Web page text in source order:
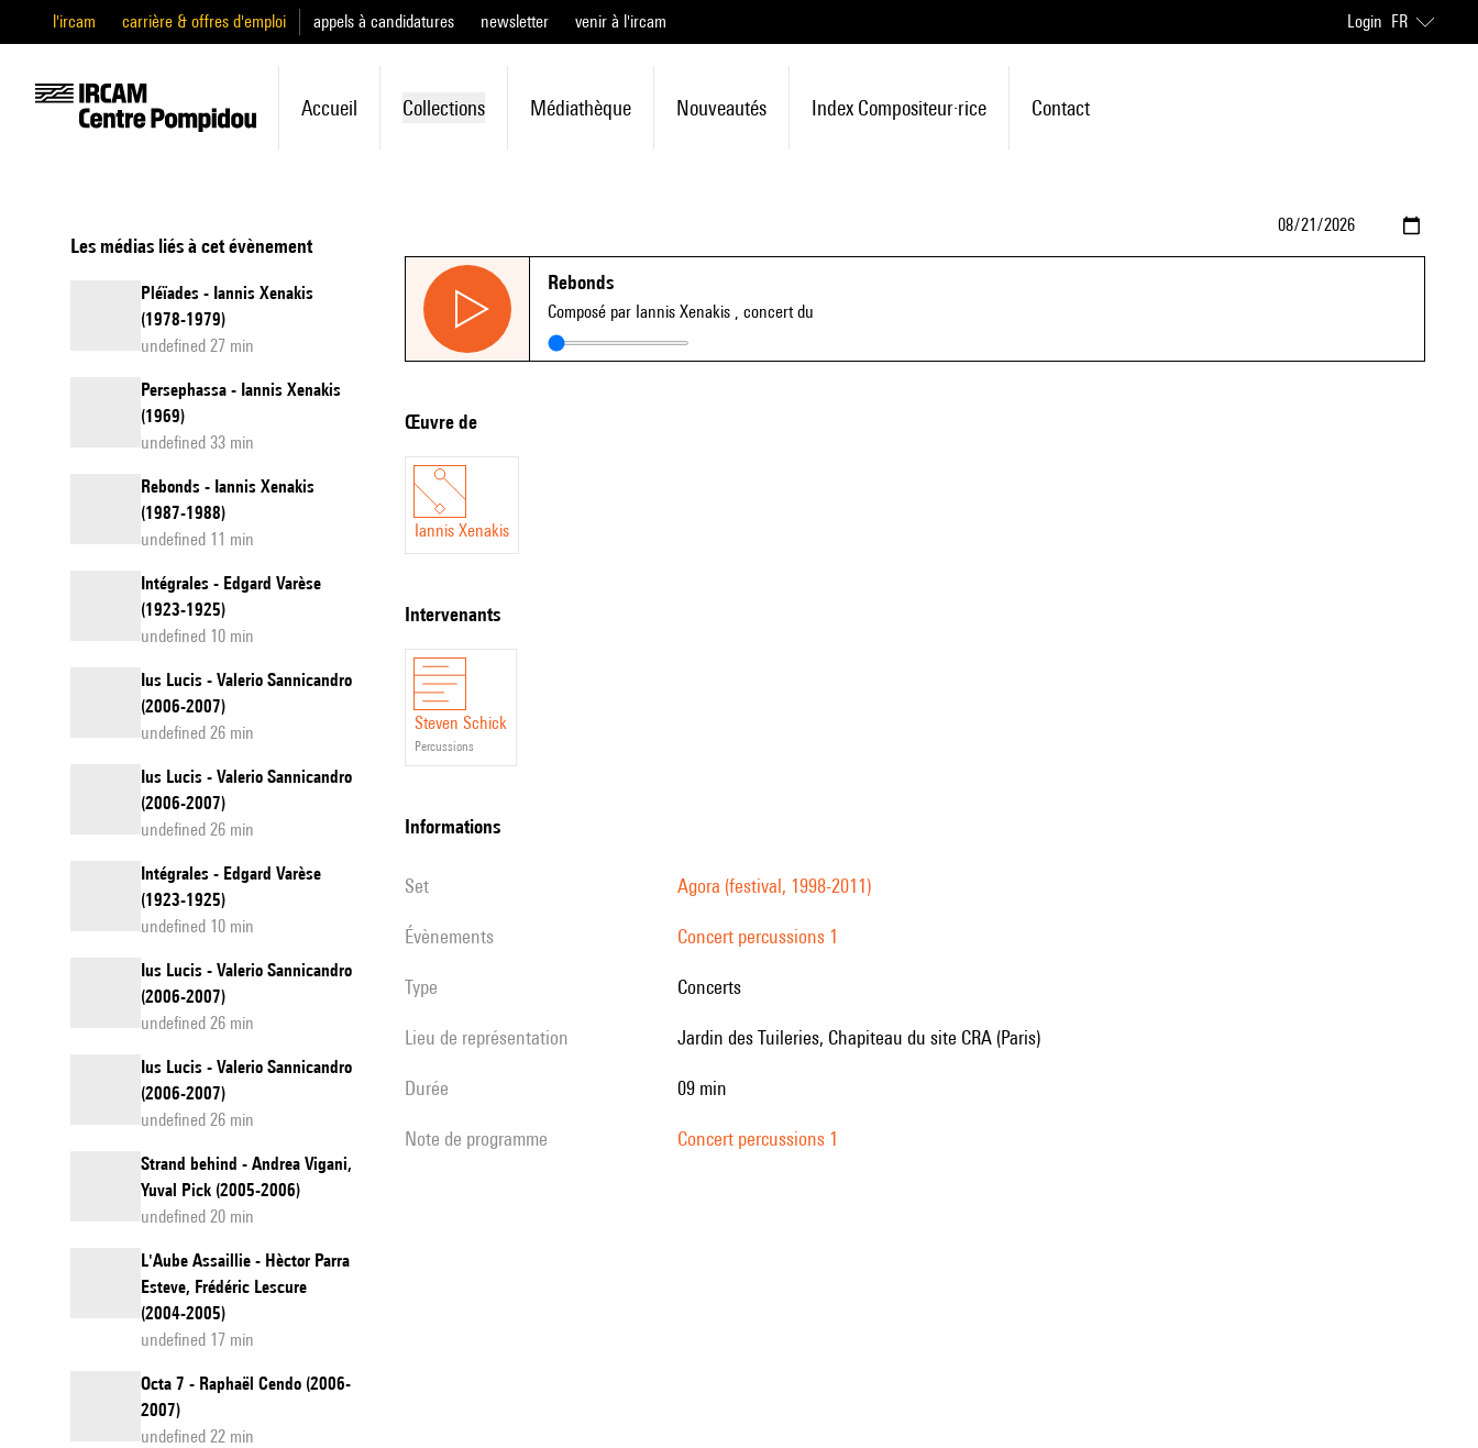
l'ircam carrière & offres d'emploi appels à candidatures newsletter venir à l'ircam Login FR
Accueil Collections Médiathèque Nouveautés Index Compositeur·rice Contact
Les médias liés à cet évènement
Pléïades - Iannis Xenakis
(1978-1979)
undefined 27 min
Persephassa - Iannis Xenakis
(1969)
undefined 33 min
Rebonds - Iannis Xenakis
(1987-1988)
undefined 11 min
Intégrales - Edgard Varèse
(1923-1925)
undefined 10 min
Ius Lucis - Valerio Sannicandro
(2006-2007)
undefined 26 min
Ius Lucis - Valerio Sannicandro
(2006-2007)
undefined 26 min
Intégrales - Edgard Varèse
(1923-1925)
undefined 10 min
Ius Lucis - Valerio Sannicandro
(2006-2007)
undefined 26 min
Ius Lucis - Valerio Sannicandro
(2006-2007)
undefined 26 min
Strand behind - Andrea Vigani,
Yuval Pick (2005-2006)
undefined 20 min
L'Aube Assaillie - Hèctor Parra
Esteve, Frédéric Lescure
(2004-2005)
undefined 17 min
Octa 7 - Raphaël Cendo (2006-
2007)
undefined 22 min
Rebonds
Composé par Iannis Xenakis , concert du
Œuvre de
Iannis Xenakis
intervenants
Steven Schick
percussions
informations
set Agora (festival, 1998-2011)
évènements Concert percussions 1
Type Concerts
Lieu de représentation Jardin des Tuileries, Chapiteau du site CRA (Paris)
durée 09 min
note de programme Concert percussions 1